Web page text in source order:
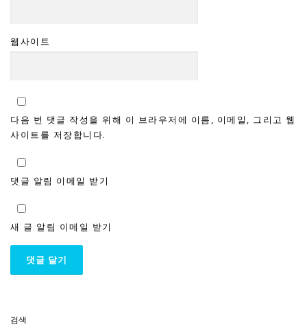
웹사이트
다음 번 댓글 작성을 위해 이 브라우저에 이름, 이메일, 그리고 웹
사이트를 저장합니다.
댓글 알림 이메일 받기
새 글 알림 이메일 받기
검색